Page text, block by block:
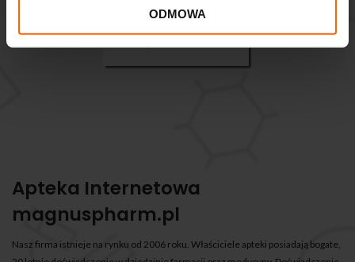
ODMOWA
Apteka Internetowa
magnuspharm.pl
Nasz firma istnieje na rynku od 2006 roku. Właściciele apteki posiadają bogate,